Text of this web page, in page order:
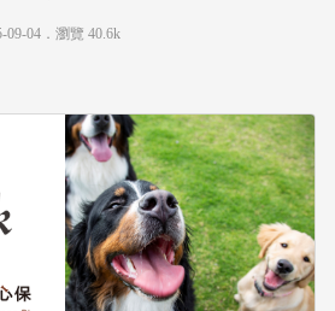
09-04． 瀏覽 40.6k